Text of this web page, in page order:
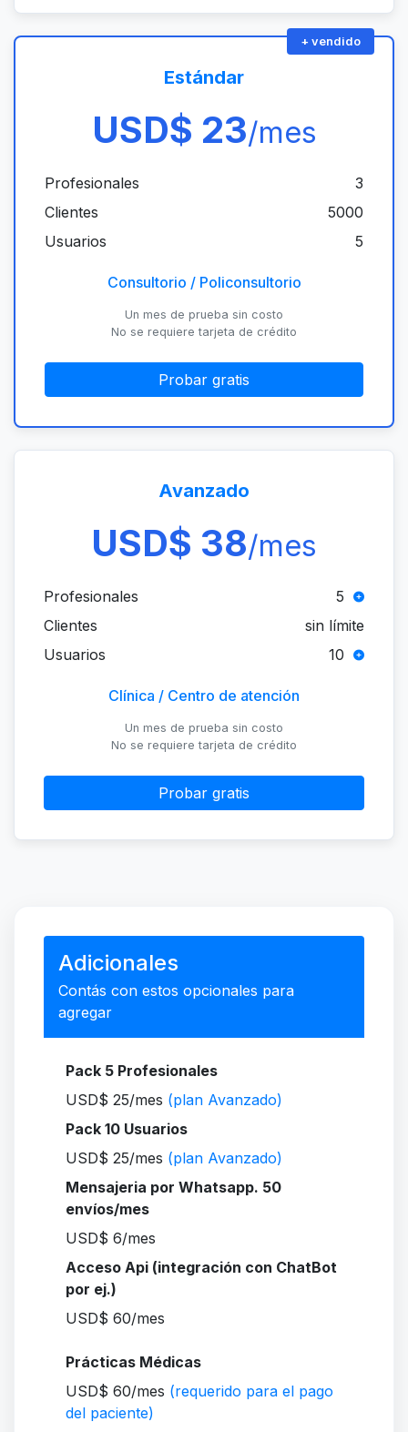
Estándar
USD$ 23/mes
Profesionales
3
Clientes
5000
Usuarios
5
Consultorio / Policonsultorio
Un mes de prueba sin costo
No se requiere tarjeta de crédito
Probar gratis
Avanzado
USD$ 38/mes
Profesionales
5
Clientes
sin límite
Usuarios
10
Clínica / Centro de atención
Un mes de prueba sin costo
No se requiere tarjeta de crédito
Probar gratis
Adicionales
Contás con estos opcionales para
agregar
Pack 5 Profesionales
USD$ 25/mes (plan Avanzado)
Pack 10 Usuarios
USD$ 25/mes (plan Avanzado)
Mensajeria por Whatsapp. 50
envíos/mes
USD$ 6/mes
Acceso Api (integración con ChatBot
por ej.)
USD$ 60/mes
Prácticas Médicas
USD$ 60/mes (requerido para el pago
del paciente)